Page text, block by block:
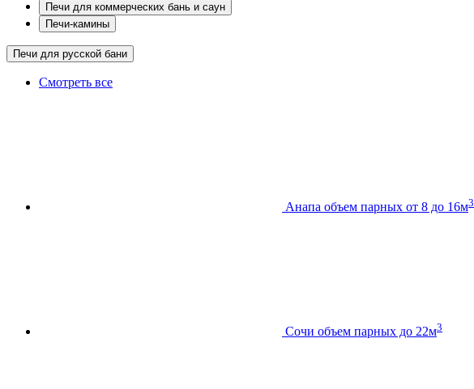
Печи для коммерческих бань и саун
Печи-камины
Печи для русской бани
Смотреть все
Анапа объем парных от 8 до 16м3
Сочи объем парных до 22м3